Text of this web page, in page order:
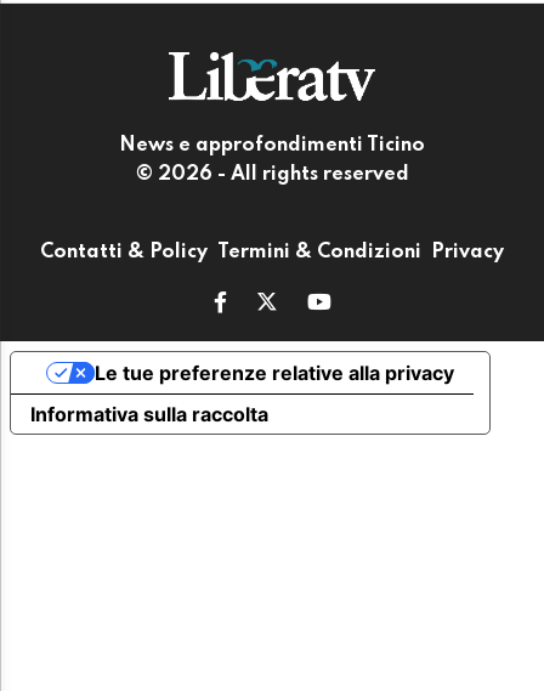
News e approfondimenti Ticino
© 2026 - All rights reserved
Contatti & Policy Termini & Condizioni Privacy
Informativa sulla raccolta
Le tue preferenze relative alla privacy